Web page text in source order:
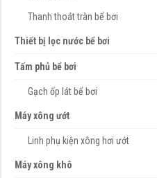
Thanh thoát tràn bể bơi
Thiết bị lọc nước bể bơi
Tấm phủ bể bơi
Gạch ốp lát bể bơi
Máy xông ướt
Linh phụ kiện xông hơi ướt
Máy xông khô